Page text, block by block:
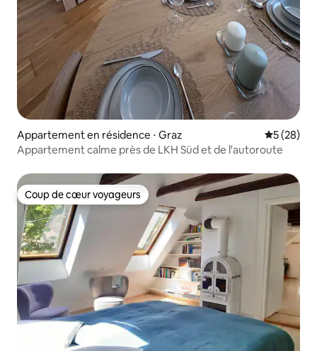
Appartement en résidence ⋅ Graz
5 (28)
Appartement calme près de LKH Süd et de l'autoroute
Coup de cœur voyageurs
Coup de cœur voyageurs